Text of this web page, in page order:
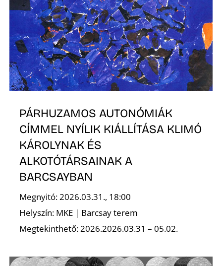
PÁRHUZAMOS AUTONÓMIÁK
CÍMMEL NYÍLIK KIÁLLÍTÁSA KLIMÓ
KÁROLYNAK ÉS
ALKOTÓTÁRSAINAK A
BARCSAYBAN
Megnyitó: 2026.03.31., 18:00
Helyszín: MKE | Barcsay terem
Megtekinthető: 2026.2026.03.31 – 05.02.